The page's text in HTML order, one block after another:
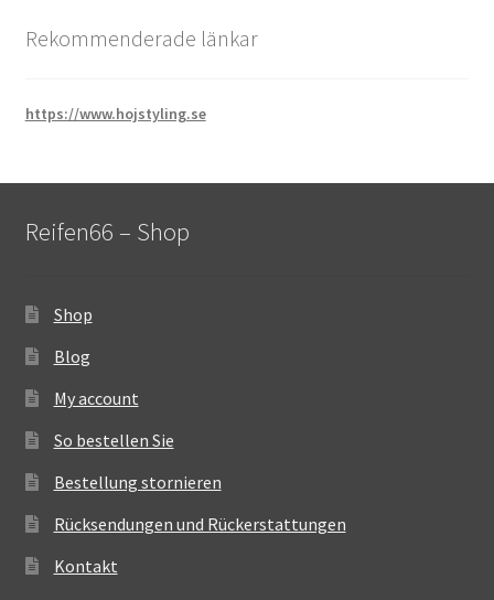
Rekommenderade länkar
https://www.hojstyling.se
Reifen66 – Shop
Shop
Blog
My account
So bestellen Sie
Bestellung stornieren
Rücksendungen und Rückerstattungen
Kontakt